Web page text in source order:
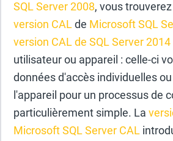
SQL Server 2008, vous
version CAL de Microsoft SQL
version CAL de SQL Server 2014
utilisateur ou appareil : celle-ci
données d'accès individuelles
l'appareil pour un processus de
particulièrement simple. La
Microsoft SQL Server CAL